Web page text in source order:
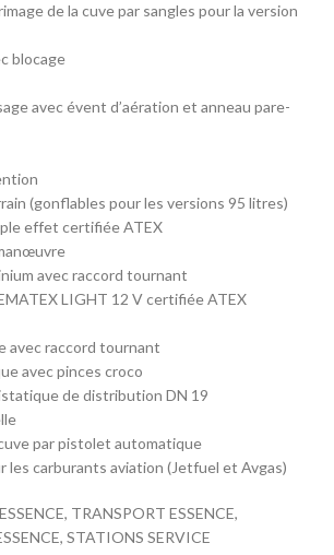
de la cuve par sangles pour la version
blocage
avec évent d’aération et anneau pare-
(gonflables pour les versions 95 litres)
effet certifiée ATEX
avec raccord tournant
LIGHT 12 V certifiée ATEX
avec raccord tournant
avec pinces croco
de distribution DN 19
par pistolet automatique
les carburants aviation (Jetfuel et Avgas)
TRANSPORT ESSENCE,
STATIONS SERVICE